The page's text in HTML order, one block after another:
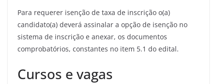
Para requerer isenção de taxa de inscrição o(a)
candidato(a) deverá assinalar a opção de isenção no
sistema de inscrição e anexar, os documentos
comprobatórios, constantes no item 5.1 do edital.
Cursos e vagas